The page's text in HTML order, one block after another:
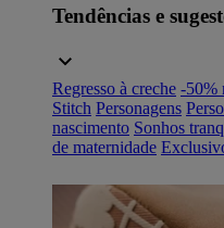
Tendências e
Regresso à creche -50%
Stitch Personagens
nascimento Sonhos
de maternidade